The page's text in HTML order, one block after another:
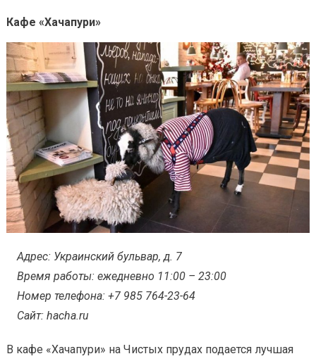
Кафе «Хачапури»
Адрес: Украинский бульвар, д. 7
Время работы: ежедневно 11:00 – 23:00
Номер телефона: +7 985 764-23-64
Сайт: hacha.ru
В кафе «Хачапури» на Чистых прудах подается лучшая